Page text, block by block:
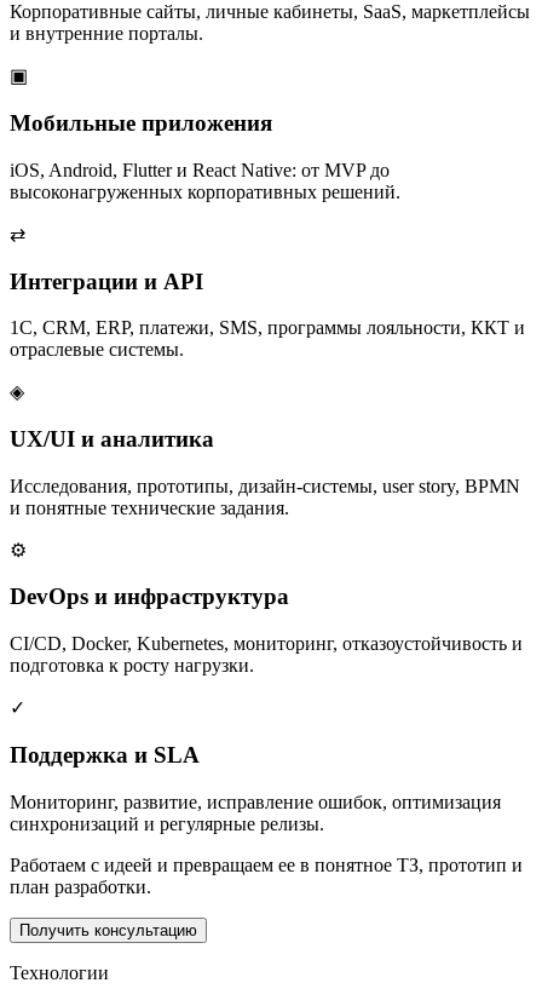
Корпоративные сайты, личные кабинеты, SaaS, маркетплейсы
и внутренние порталы.
▣
Мобильные приложения
iOS, Android, Flutter и React Native: от MVP до
высоконагруженных корпоративных решений.
⇄
Интеграции и API
1С, CRM, ERP, платежи, SMS, программы лояльности, ККТ и
отраслевые системы.
◈
UX/UI и аналитика
Исследования, прототипы, дизайн-системы, user story, BPMN
и понятные технические задания.
⚙
DevOps и инфраструктура
CI/CD, Docker, Kubernetes, мониторинг, отказоустойчивость и
подготовка к росту нагрузки.
✓
Поддержка и SLA
Мониторинг, развитие, исправление ошибок, оптимизация
синхронизаций и регулярные релизы.
Работаем с идеей и превращаем ее в понятное ТЗ, прототип и
план разработки.
Получить консультацию
Технологии